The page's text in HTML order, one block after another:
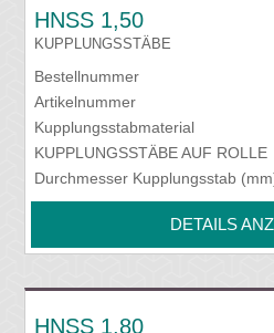
HNSS 1,50
KUPPLUNGSSTÄBE
Bestellnummer
Artikelnummer
Kupplungsstabmaterial
KUPPLUNGSSTÄBE AUF ROLLE
Durchmesser Kupplungsstab
DETAILS
HNSS 1,80